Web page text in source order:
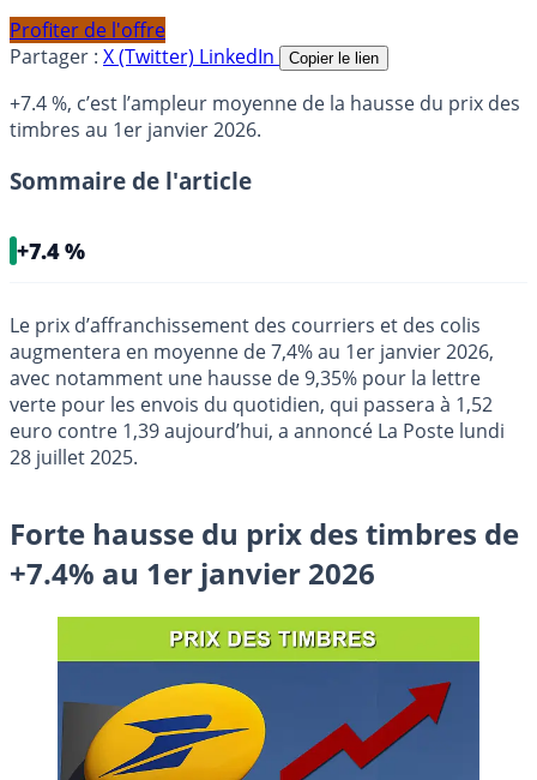
Profiter de l'offre
Partager : X (Twitter) LinkedIn Copier le lien
+7.4 %, c’est l’ampleur moyenne de la hausse du prix des
timbres au 1er janvier 2026.
Sommaire de l'article
+7.4 %
Le prix d’affranchissement des courriers et des colis
augmentera en moyenne de 7,4% au 1er janvier 2026,
avec notamment une hausse de 9,35% pour la lettre
verte pour les envois du quotidien, qui passera à 1,52
euro contre 1,39 aujourd’hui, a annoncé La Poste lundi
28 juillet 2025.
Forte hausse du prix des timbres de
+7.4% au 1er janvier 2026